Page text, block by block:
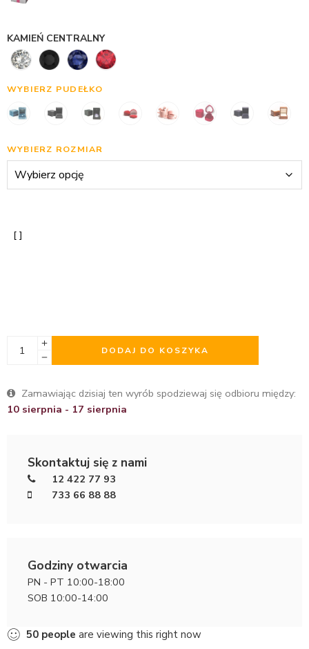
KAMIEŃ CENTRALNY
WYBIERZ PUDEŁKO
WYBIERZ ROZMIAR
DODAJ DO KOSZYKA
Zamawiając dzisiaj ten wyrób spodziewaj się odbioru między:
10 sierpnia - 17 sierpnia
Skontaktuj się z nami
12 422 77 93
733 66 88 88
Godziny otwarcia
PN - PT 10:00-18:00
SOB 10:00-14:00
50 people are viewing this right now